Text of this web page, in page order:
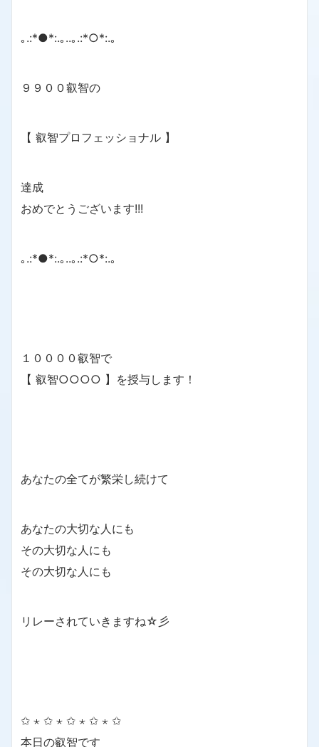
｡.:*●*:.｡..｡.:*○*:.｡
９９００叡智の
【 叡智プロフェッショナル 】
達成
おめでとうございます!!!
｡.:*●*:.｡..｡.:*○*:.｡
１００００叡智で
【 叡智○○○○ 】を授与します！
あなたの全てが繁栄し続けて
あなたの大切な人にも
その大切な人にも
その大切な人にも
リレーされていきますね☆彡
✩ ⋆ ✩ ⋆ ✩ ⋆ ✩ ⋆ ✩
本日の叡智です